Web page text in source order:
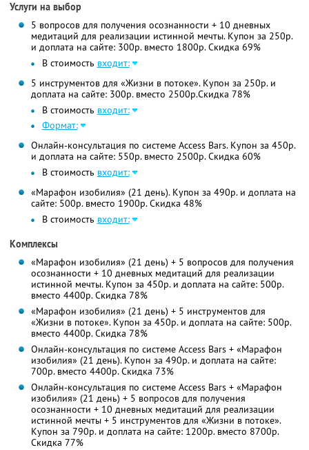
Услуги на выбор
5 вопросов для получения осознанности + 10 дневных
медитаций для реализации истинной мечты. Купон за 250р.
и доплата на сайте: 300р. вместо 1800р.Скидка 69%
В стоимость входит:
5 инструментов для «Жизни в потоке». Купон за 250р. и
доплата на сайте: 300р. вместо 2500р.Скидка 78%
В стоимость входит:
Формат:
Онлайн-консультация по системе Access Bars. Купон за 450р.
и доплата на сайте: 550р. вместо 2500р. Скидка 60%
В стоимость входит:
«Марафон изобилия» (21 день). Купон за 490р. и доплата на
сайте: 500р. вместо 1900р. Скидка 48%
В стоимость входит:
Комплексы
«Марафон изобилия» (21 день) + 5 вопросов для получения
осознанности + 10 дневных медитаций для реализации
истинной мечты. Купон за 450р. и доплата на сайте: 500р.
вместо 4400р. Скидка 78%
«Марафон изобилия» (21 день) + 5 инструментов для
«Жизни в потоке». Купон за 450р. и доплата на сайте: 500р.
вместо 4400р. Скидка 78%
Онлайн-консультация по системе Access Bars + «Марафон
изобилия» (21 день). Купон за 490р. и доплата на сайте:
700р. вместо 4400р. Скидка 73%
Онлайн-консультация по системе Access Bars + «Марафон
изобилия» (21 день) + 5 вопросов для получения
осознанности + 10 дневных медитаций для реализации
истинной мечты + 5 инструментов для «Жизни в потоке».
Купон за 790р. и доплата на сайте: 1200р. вместо 8700р.
Скидка 77%